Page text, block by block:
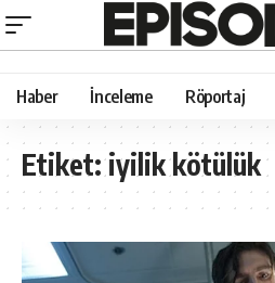
Haber İnceleme Röportaj
Etiket:iyilik kötülük